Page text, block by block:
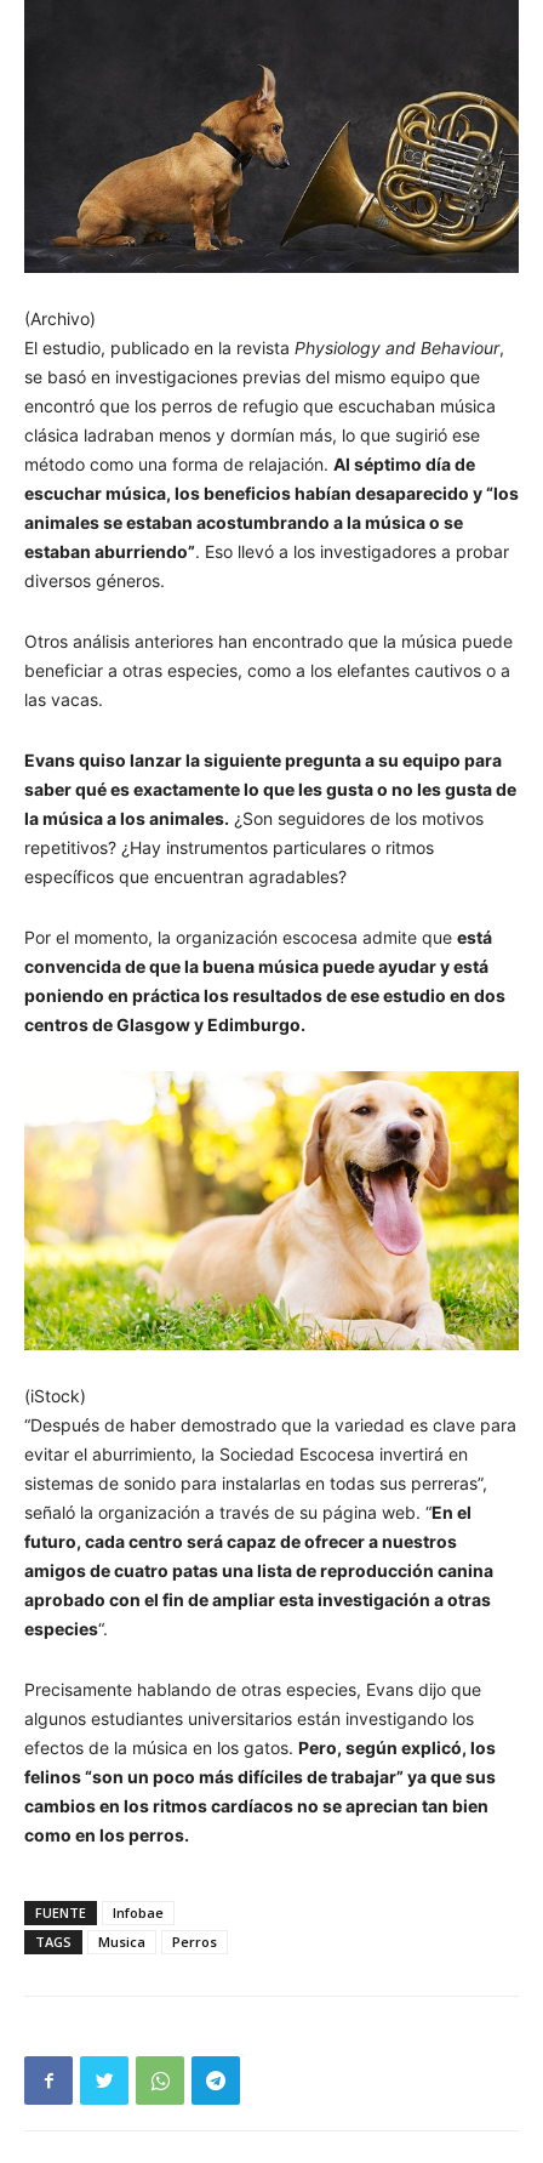
(Archivo)
El estudio, publicado en la revista Physiology and Behaviour,
se basó en investigaciones previas del mismo equipo que
encontró que los perros de refugio que escuchaban música
clásica ladraban menos y dormían más, lo que sugirió ese
método como una forma de relajación. Al séptimo día de
escuchar música, los beneficios habían desaparecido y “los
animales se estaban acostumbrando a la música o se
estaban aburriendo”. Eso llevó a los investigadores a probar
diversos géneros.
Otros análisis anteriores han encontrado que la música puede
beneficiar a otras especies, como a los elefantes cautivos o a
las vacas.
Evans quiso lanzar la siguiente pregunta a su equipo para
saber qué es exactamente lo que les gusta o no les gusta de
la música a los animales. ¿Son seguidores de los motivos
repetitivos? ¿Hay instrumentos particulares o ritmos
específicos que encuentran agradables?
Por el momento, la organización escocesa admite que está
convencida de que la buena música puede ayudar y está
poniendo en práctica los resultados de ese estudio en dos
centros de Glasgow y Edimburgo.
(iStock)
“Después de haber demostrado que la variedad es clave para
evitar el aburrimiento, la Sociedad Escocesa invertirá en
sistemas de sonido para instalarlas en todas sus perreras”,
señaló la organización a través de su página web. “En el
futuro, cada centro será capaz de ofrecer a nuestros
amigos de cuatro patas una lista de reproducción canina
aprobado con el fin de ampliar esta investigación a otras
especies“.
Precisamente hablando de otras especies, Evans dijo que
algunos estudiantes universitarios están investigando los
efectos de la música en los gatos. Pero, según explicó, los
felinos “son un poco más difíciles de trabajar” ya que sus
cambios en los ritmos cardíacos no se aprecian tan bien
como en los perros.
FUENTE
Infobae
TAGS
Musica Perros